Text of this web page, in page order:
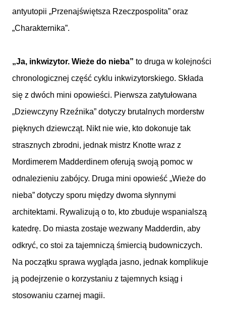
antyutopii „Przenajświętsza Rzeczpospolita” oraz
„Charakternika”.
„Ja, inkwizytor. Wieże do nieba” to druga w kolejności
chronologicznej część cyklu inkwizytorskiego. Składa
się z dwóch mini opowieści. Pierwsza zatytułowana
„Dziewczyny Rzeźnika” dotyczy brutalnych morderstw
pięknych dziewcząt. Nikt nie wie, kto dokonuje tak
strasznych zbrodni, jednak mistrz Knotte wraz z
Mordimerem Madderdinem oferują swoją pomoc w
odnalezieniu zabójcy. Druga mini opowieść „Wieże do
nieba” dotyczy sporu między dwoma słynnymi
architektami. Rywalizują o to, kto zbuduje wspanialszą
katedrę. Do miasta zostaje wezwany Madderdin, aby
odkryć, co stoi za tajemniczą śmiercią budowniczych.
Na początku sprawa wygląda jasno, jednak komplikuje
ją podejrzenie o korzystaniu z tajemnych ksiąg i
stosowaniu czarnej magii.